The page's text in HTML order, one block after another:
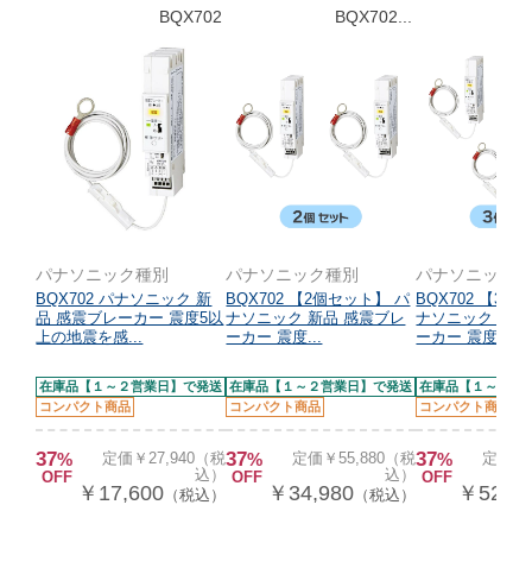
BQX702
パナソニック種別
BQX702 パナソニック 新
品 感震ブレーカー 震度5以
上の地震を感...
在庫品【１～２営業日】で発送
コンパクト商品
37%
OFF
定価￥27,940（税
込）
￥17,600 （税込）
BQX702...
パナソニック種別
BQX702 【2個セット】 パ
ナソニック 新品 感震ブレ
ーカー 震度...
在庫品【１～２営業日】で発送
コンパクト商品
37%
OFF
定価￥55,880（税
込）
￥34,980 （税込）
パナソニック
BQX702 【3個
ナソニック 新
ーカー 震度...
在庫品【１～２営
コンパクト商品
37%
OFF
定価
￥